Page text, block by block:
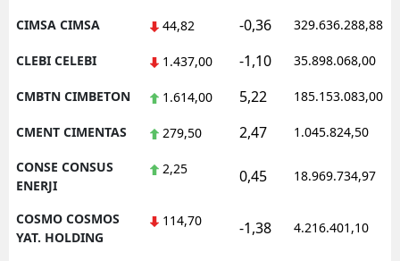
CIMSA CIMSA 44,82 -0,36 329.636.288,88
CLEBI CELEBI 1.437,00 -1,10 35.898.068,00
CMBTN CIMBETON 1.614,00 5,22 185.153.083,00
CMENT CIMENTAS 279,50 2,47 1.045.824,50
CONSE CONSUS
ENERJI
2,25 0,45 18.969.734,97
COSMO COSMOS
YAT. HOLDING
114,70 -1,38 4.216.401,10